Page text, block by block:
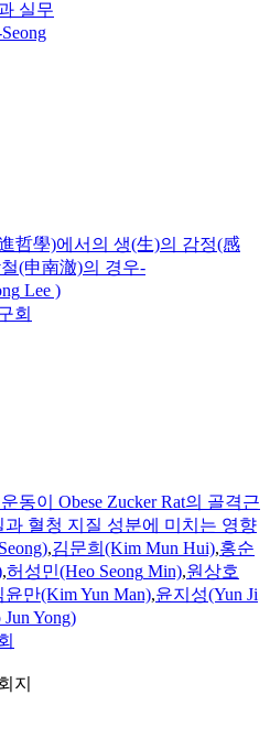
실무
Seong
哲學)에서의 생(生)의 감정(感
(申南澈)의 경우-
Lee )
회
동이 Obese Zucker Rat의 골격근
혈청 지질 성분에 미치는 영향
Seong),김문희(Kim Mun Hui),홍순
,허성민(Heo Seong Min),원상호
윤만(Kim Yun Man),윤지성(Yun Ji
Yong)
지